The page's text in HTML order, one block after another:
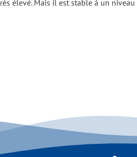
élevé. Mais il est stable à un